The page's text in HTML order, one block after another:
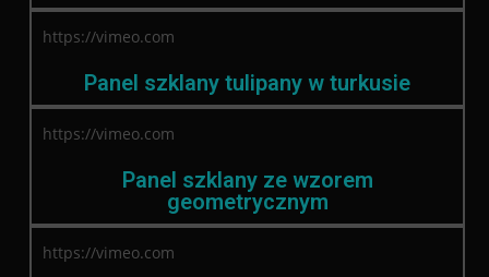
https://vimeo.com
Panel szklany tulipany w turkusie
https://vimeo.com
Panel szklany ze wzorem
geometrycznym
https://vimeo.com